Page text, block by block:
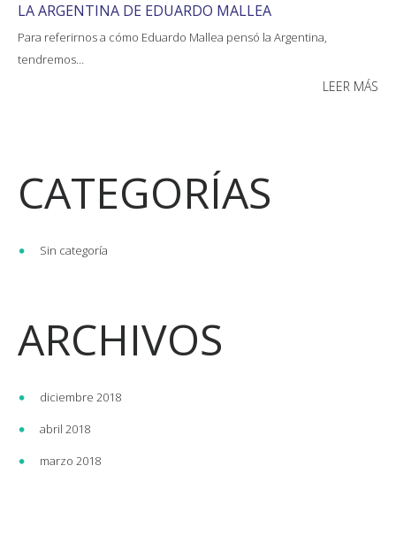
LA ARGENTINA DE EDUARDO MALLEA
Para referirnos a cómo Eduardo Mallea pensó la Argentina,
tendremos…
LEER MÁS
CATEGORÍAS
Sin categoría
ARCHIVOS
diciembre 2018
abril 2018
marzo 2018